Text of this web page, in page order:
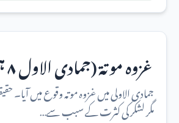
غزوہ موتة (جمادی الاول ۸ ہجری)
جمادی الاولی میں غزوہ موتہ وقوع میں آیا۔
مگر لشکر کی کثرت کے سبب سے…